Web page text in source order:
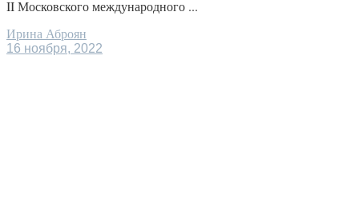
II Московского международного ...
Ирина Аброян
16 ноября, 2022